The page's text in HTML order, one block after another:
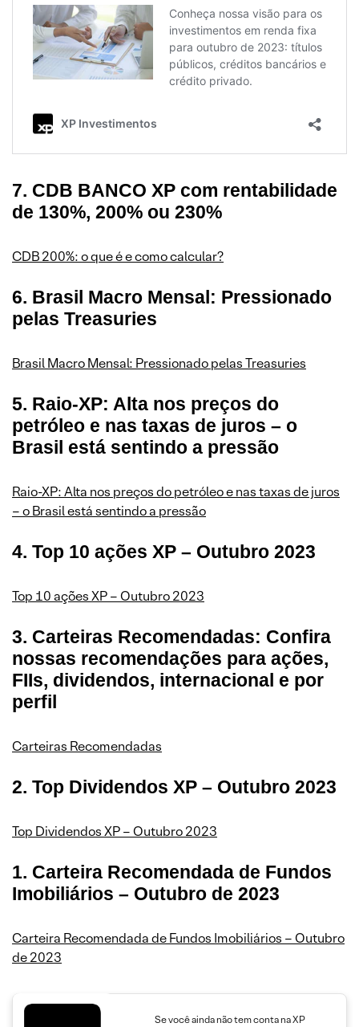
7. CDB BANCO XP com rentabilidade
de 130%, 200% ou 230%
CDB 200%: o que é e como calcular?
6. Brasil Macro Mensal: Pressionado
pelas Treasuries
Brasil Macro Mensal: Pressionado pelas Treasuries
5. Raio-XP: Alta nos preços do
petróleo e nas taxas de juros – o
Brasil está sentindo a pressão
Raio-XP: Alta nos preços do petróleo e nas taxas de juros
– o Brasil está sentindo a pressão
4. Top 10 ações XP – Outubro 2023
Top 10 ações XP – Outubro 2023
3. Carteiras Recomendadas: Confira
nossas recomendações para ações,
FIIs, dividendos, internacional e por
perfil
Carteiras Recomendadas
2. Top Dividendos XP – Outubro 2023
Top Dividendos XP – Outubro 2023
1. Carteira Recomendada de Fundos
Imobiliários – Outubro de 2023
Carteira Recomendada de Fundos Imobiliários – Outubro
de 2023
Se você ainda não tem conta na XP